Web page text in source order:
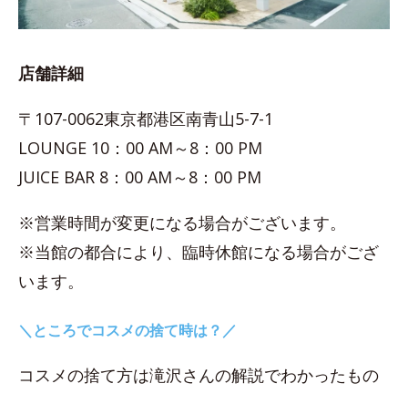
店舗詳細
〒107-0062東京都港区南青山5-7-1
LOUNGE 10：00 AM～8：00 PM
JUICE BAR 8：00 AM～8：00 PM
※営業時間が変更になる場合がございます。
※当館の都合により、臨時休館になる場合がござ
います。
＼ところでコスメの捨て時は？／
コスメの捨て方は滝沢さんの解説でわかったもの